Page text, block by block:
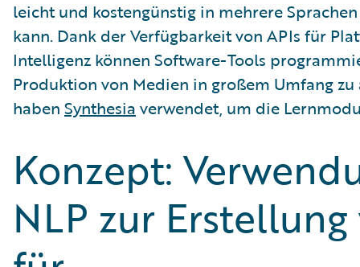
leicht und kostengünstig in mehrere
kann. Dank der Verfügbarkeit von APIs für
Intelligenz können Software-Tools
Produktion von Medien in großem Umfang
haben Synthesia verwendet, um die
Konzept:
NLP zur Erstellung